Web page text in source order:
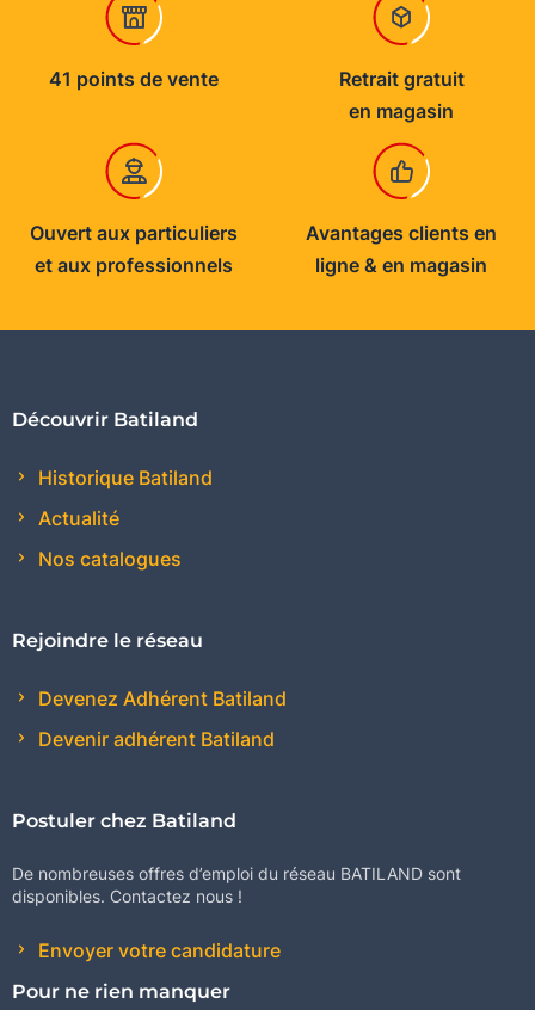
41 points de vente
Retrait gratuit
en magasin
Ouvert aux particuliers
et aux professionnels
Avantages clients en
ligne & en magasin
Découvrir Batiland
Historique Batiland
Actualité
Nos catalogues
Rejoindre le réseau
Devenez Adhérent Batiland
Devenir adhérent Batiland
Postuler chez Batiland
De nombreuses offres d’emploi du réseau BATILAND sont
disponibles. Contactez nous !
Envoyer votre candidature
Pour ne rien manquer